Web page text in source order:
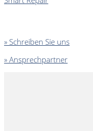
» Schreiben Sie uns
» Ansprechpartner